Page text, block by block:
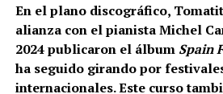
En el plano discográfico,
alianza con el pianista Michel
2024 publicaron el álbum Spain
ha seguido girando por
internacionales. Este curso